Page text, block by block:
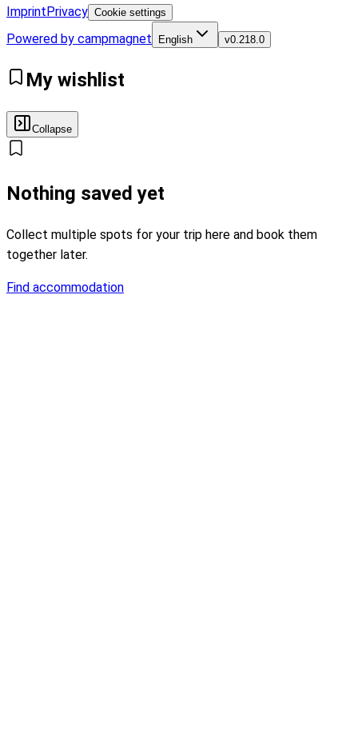
ImprintPrivacy Cookie settings
Powered by campmagnet English v0.218.0
My wishlist
Collapse
Nothing saved yet
Collect multiple spots for your trip here and book them
together later.
Find accommodation